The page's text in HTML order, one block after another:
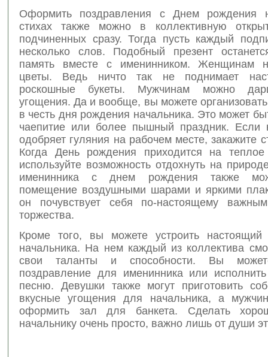
Оформить поздравления с Днем рождения
стихах также можно в коллективную
подчиненных сразу. Тогда пусть каждый
несколько слов. Подобный презент
память вместе с именинником. Женщинам
цветы. Ведь ничто так не поднимает
роскошные букеты. Мужчинам можно
угощения. Да и вообще, вы можете
в честь дня рождения начальника. Это может
чаепитие или более пышный праздник. Если
одобряет гуляния на рабочем месте, закажите
Когда День рождения приходится на
используйте возможность отдохнуть на
именинника с днем рождения также
помещение воздушными шарами и яркими
он почувствует себя по-настоящему
торжества.
Кроме того, вы можете устроить настоящий
начальника. На нем каждый из коллектива
свои таланты и способности. Вы
поздравление для именинника или исполнить
песню. Девушки также могут приготовить
вкусные угощения для начальника, а
оформить зал для банкета. Сделать
начальнику очень просто, важно лишь от души